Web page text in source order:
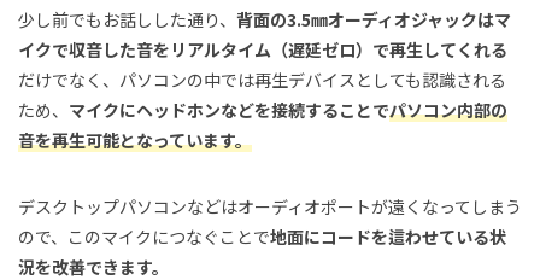
少し前でもお話しした通り、 背面の3.5㎜オーディオジャックはマ
イクで収音した音をリアルタイム（遅延ゼロ）で再生してくれる
だけでなく、パソコンの中では再生デバイスとしても認識される
ため、 マイクにヘッドホンなどを接続することでパソコン内部の
音を再生可能となっています。
デスクトップパソコンなどはオーディオポートが遠くなってしまう
ので、このマイクにつなぐことで地面にコードを這わせている状
況を改善できます。